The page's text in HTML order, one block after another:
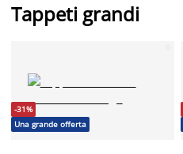
Tappeti grandi
-31%
Una grande offerta